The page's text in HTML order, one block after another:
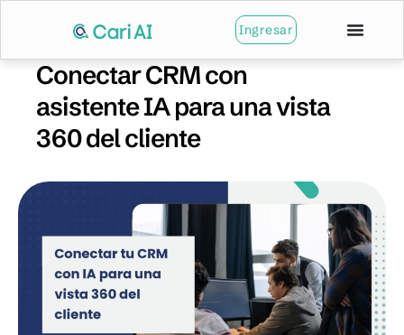
Ingresar
Conectar CRM con
asistente IA para una vista
360 del cliente